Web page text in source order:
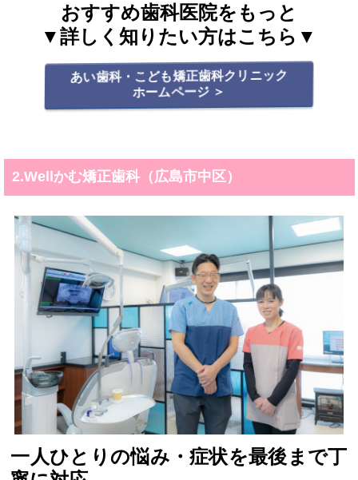
おすすめ歯科医院をもっと
▼詳しく知りたい方はこちら▼
あい歯科・こども矯正歯科クリニック
ホームページ ＞
2.Wellかむ矯正歯科（広島市中区）
一人ひとりの悩み・症状を最後まで丁